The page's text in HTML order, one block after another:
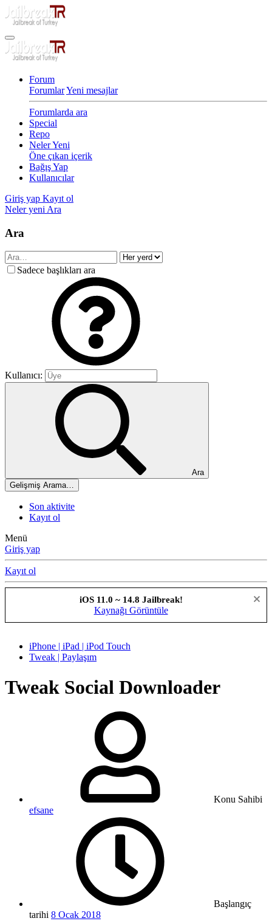
Forum
ForumlarYeni mesajlar
Forumlarda ara
Special
Repo
Neler Yeni
Öne çıkan içerik
Bağış Yap
Kullanıcılar
Giriş yap Kayıt ol
Neler yeni Ara
Ara
Sadece başlıkları ara
Kullanıcı:
Ara
Gelişmiş Arama…
Son aktivite
Kayıt ol
Menü
Giriş yap
Kayıt ol
iOS 11.0 ~ 14.8 Jailbreak!
Kaynağı Görüntüle
iPhone | iPad | iPod Touch
Tweak | Paylaşım
Tweak Social Downloader
Konu Sahibi
efsane
Başlangıç
tarihi 8 Ocak 2018